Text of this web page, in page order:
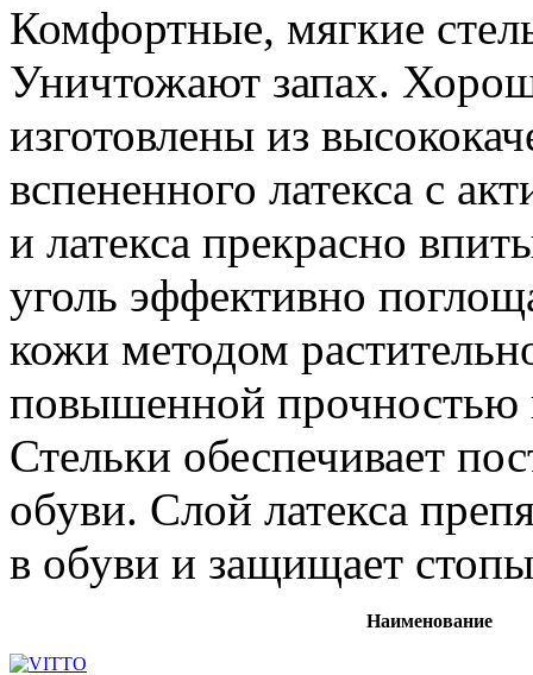
Комфортные, мягкие
Уничтожают запах.
изготовлены из
вспененного латекса с
и латекса прекрасно
уголь эффективно
кожи методом
повышенной прочностью
Стельки обеспечивает
обуви. Слой латекса
в обуви и защищает
Наименование